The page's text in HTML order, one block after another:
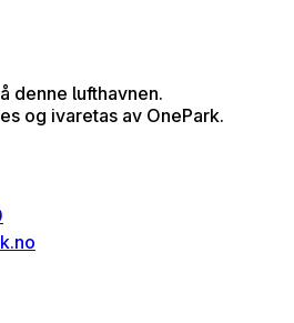
denne lufthavnen.
og ivaretas av OnePark.